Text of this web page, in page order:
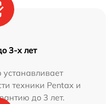
3-х лет
техники Pentax и
до 3 лет.